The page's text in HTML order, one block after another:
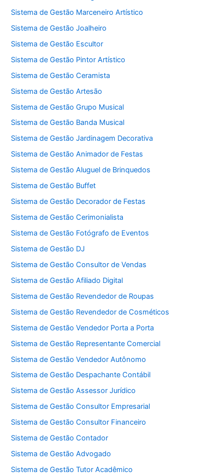
Sistema de Gestão Marceneiro Artístico
Sistema de Gestão Joalheiro
Sistema de Gestão Escultor
Sistema de Gestão Pintor Artístico
Sistema de Gestão Ceramista
Sistema de Gestão Artesão
Sistema de Gestão Grupo Musical
Sistema de Gestão Banda Musical
Sistema de Gestão Jardinagem Decorativa
Sistema de Gestão Animador de Festas
Sistema de Gestão Aluguel de Brinquedos
Sistema de Gestão Buffet
Sistema de Gestão Decorador de Festas
Sistema de Gestão Cerimonialista
Sistema de Gestão Fotógrafo de Eventos
Sistema de Gestão DJ
Sistema de Gestão Consultor de Vendas
Sistema de Gestão Afiliado Digital
Sistema de Gestão Revendedor de Roupas
Sistema de Gestão Revendedor de Cosméticos
Sistema de Gestão Vendedor Porta a Porta
Sistema de Gestão Representante Comercial
Sistema de Gestão Vendedor Autônomo
Sistema de Gestão Despachante Contábil
Sistema de Gestão Assessor Jurídico
Sistema de Gestão Consultor Empresarial
Sistema de Gestão Consultor Financeiro
Sistema de Gestão Contador
Sistema de Gestão Advogado
Sistema de Gestão Tutor Acadêmico